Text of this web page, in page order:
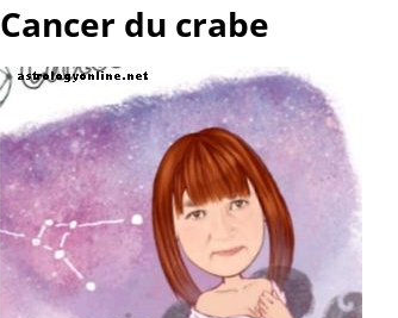
Cancer du crabe